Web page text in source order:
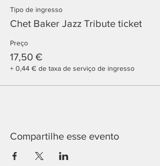
Tipo de ingresso
Chet Baker Jazz Tribute ticket
Preço
17,50 €
+ 0,44 € de taxa de serviço de ingresso
Compartilhe esse evento